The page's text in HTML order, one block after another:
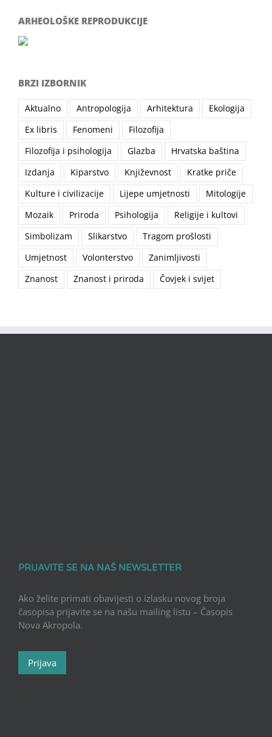
ARHEOLOŠKE REPRODUKCIJE
BRZI IZBORNIK
Aktualno Antropologija Arhitektura
Ekologija
Ex libris
Fenomeni
Filozofija
Filozofija i psihologija
Glazba
Hrvatska baština
Izdanja
Kiparstvo Književnost
Kratke priče
Kulture i civilizacije
Lijepe umjetnosti
Mitologije
Mozaik
Priroda Psihologija
Religije i kultovi
Simbolizam
Slikarstvo
Tragom prošlosti
Umjetnost
Volonterstvo
Zanimljivosti
Znanost
Znanost i priroda Čovjek i svijet
PRIJAVITE SE NA NAŠ NEWSLETTER
Ako želite primati obavijesti o izlasku novog broja
časopisa prijavite se na našu mailing listu – Časopis
Nova Akropola.
Prijava